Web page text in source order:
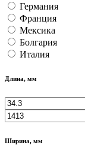
Германия
Франция
Мексика
Болгария
Италия
Длина, мм
Ширина, мм